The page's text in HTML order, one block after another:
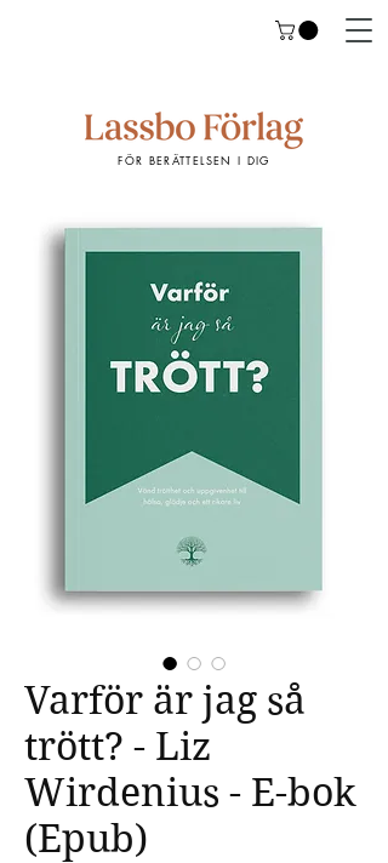
FÖR BERÄTTELSEN I DIG
Varför är jag så
trött? - Liz
Wirdenius - E-bok
(Epub)